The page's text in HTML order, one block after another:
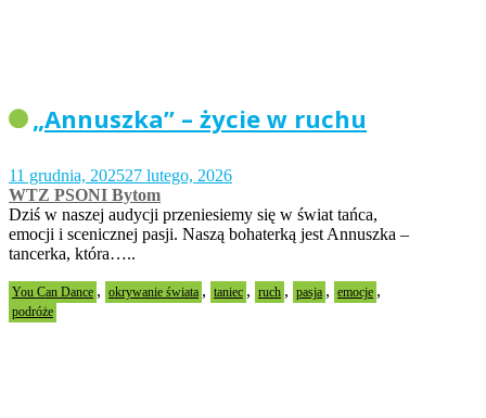
„Annuszka” – życie w ruchu
11 grudnia, 202527 lutego, 2026
WTZ PSONI Bytom
Dziś w naszej audycji przeniesiemy się w świat tańca,
emocji i scenicznej pasji. Naszą bohaterką jest Annuszka –
tancerka, która…..
You Can Dance , okrywanie świata , taniec , ruch , pasja , emocje ,
podróże